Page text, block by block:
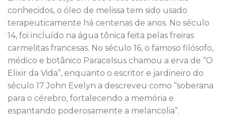
conhecidos, o óleo de melissa tem sido usado
terapeuticamente há centenas de anos. No século
14, foi incluído na água tônica feita pelas freiras
carmelitas francesas. No século 16, o famoso filósofo,
médico e botânico Paracelsus chamou a erva de “O
Elixir da Vida”, enquanto o escritor e jardineiro do
século 17 John Evelyn a descreveu como “soberana
para o cérebro, fortalecendo a memória e
espantando poderosamente a melancolia”.